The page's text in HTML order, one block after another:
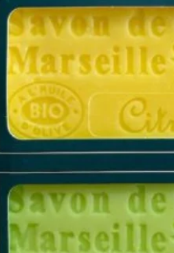
Éventail en
à partir de